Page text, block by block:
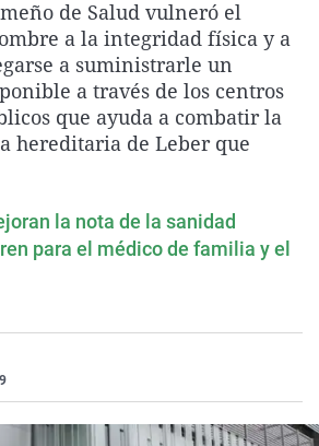
La rosa de los vientos
Gente viajera
Como el perro y el
Caso
Retornados
Equipo de
Operación Viuda
Extremadura
Galicia
La Rioja
Navarra
Virales
Televisión
Elecciones
de Salud vulneró el
a la integridad física y a
a suministrarle un
a través de los centros
que ayuda a combatir la
hereditaria de Leber que
la nota de la sanidad
para el médico de familia y el